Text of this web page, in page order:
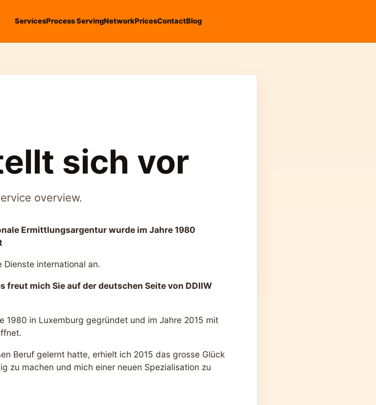
ServicesProcess ServingNetworkPricesContactBlog
sich vor
overview.
Ermittlungsargentur wurde im Jahre 1980
international an.
freut mich Sie auf der deutschen Seite von DDIIW
1980 in Luxemburg gegründet und im Jahre 2015 mit
Beruf gelernt hatte, erhielt ich 2015 das grosse Glück
zu machen und mich einer neuen Spezialisation zu